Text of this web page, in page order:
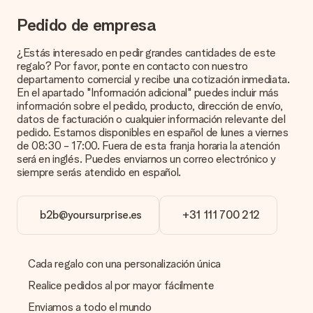
Pago
¿Cómo puedo pagar mi pedido?
Ofrecemos los siguientes métodos de pago: Paypal, tarjeta
de crédito o transferencia bancaria. En caso de elegir
transferencia bancaria, ten en cuenta 3 días adicionales para la
entrega de tu regalo.
Regalo recibido
¿Qué pasa si el regalo no es del todo de mi agrado?
No era nuestra intención, por lo que nos gustaría resolver este
asunto contigo. Ponte en contacto con nuestro equipo de
atención al cliente por teléfono, correo electrónico o chat y
¿Se envía la factura junto con el pedido?
La factura y cualquier otra información relativa a tu regalo se
Pedido de empresa
¿Estás interesado en pedir grandes cantidades de este
regalo? Por favor, ponte en contacto con nuestro
departamento comercial y recibe una cotización inmediata.
En el apartado "Información adicional" puedes incluir más
información sobre el pedido, producto, dirección de envío,
datos de facturación o cualquier información relevante del
pedido. Estamos disponibles en español de lunes a viernes
de 08:30 - 17:00. Fuera de esta franja horaria la atención
será en inglés. Puedes enviarnos un correo electrónico y
siempre serás atendido en español.
b2b@yoursurprise.es +31 111 700 212
Cada regalo con una personalización única
Realice pedidos al por mayor fácilmente
Enviamos a todo el mundo